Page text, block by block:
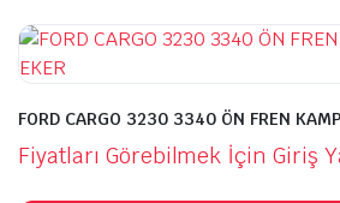
FORD CARGO 3230 3340 ÖN FREN
Fiyatları Görebilmek İçin Giriş